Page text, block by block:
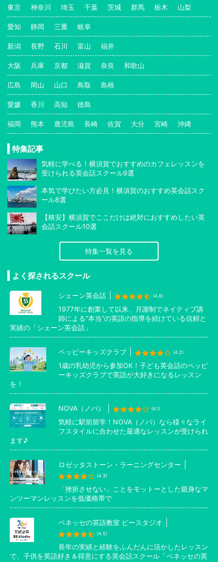
東京 神奈川 埼玉 千葉 茨城 群馬 栃木 山梨
愛知 静岡 三重 岐阜
新潟 長野 石川 富山 福井
大阪 兵庫 京都 滋賀 奈良 和歌山
広島 岡山 山口 鳥取 島根
愛媛 香川 高知 徳島
福岡 熊本 鹿児島 長崎 佐賀 大分 宮崎 沖縄
特集記事
気軽に学べる！横須賀でおすすめのカフェレッスンを
受けられる英会話スクール9選
本気で学びたい方必見！横須賀のおすすめ英会話スク
ール8選
【格安】横須賀でここだけは絶対におすすめしたい英
会話スクール10選
特集一覧を見る
よく探されるスクール
シェーン英会話 (4.8)
1977年に創業して以来、月謝制でネイティブ講
師による”本当”の英語の指導を続けている信頼と
実績の「シェーン英会話」
ペッピーキッズクラブ (4.2)
1歳の乳幼児から参加OK！子ども英会話のペッピ
ーキッズクラブで英語が大好きになるレッスン
を！
NOVA（ノバ） (4.1)
気軽に駅前留学！NOVA（ノバ）なら様々なライ
フスタイルに合わせた最適なレッスンが受けられ
ます♪
ロゼッタストーン・ラーニングセンター
(4.3)
「挫折させない」ことをモットーとした親身なマ
ンツーマンレッスンを低価格帯で
ベネッセの英語教室 ビースタジオ
(4.5)
長年の実績と経験をふんだんに活かしたレッスン
で、子供を英語好き＆得意にする英会話スクール「ベネッセの英